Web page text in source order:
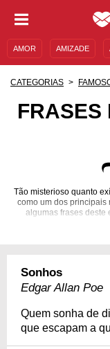
AMOR AMIZADE
CATEGORIAS
FRASES
Tão misterioso quanto
como um dos principais
algumas frases deste
Sonhos
Edgar Allan Poe
Quem sonha de
que escapam a